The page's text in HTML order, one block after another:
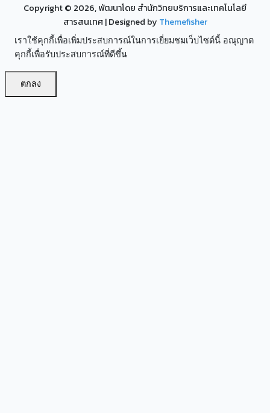
Copyright © 2026, พัฒนาโดย สำนักวิทยบริการและเทคโนโลยี
สารสนเทศ| Designed by Themefisher
เราใช้คุกกี้เพื่อเพิ่มประสบการณ์ในการเยี่ยมชมเว็บไซต์นี้ อณุญาต
คุกกี้เพื่อรับประสบการณ์ที่ดีขึ้น
ตกลง